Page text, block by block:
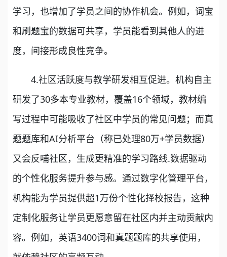
学习，也增加了学员之间的协作机会。例如，词宝
和刷题宝的数据可共享，学员能看到其他人的进
度，间接形成良性竞争。
4.社区活跃度与教学研发相互促进。机构自主
研发了30多本专业教材，覆盖16个领域，教材编
写过程中可能吸收了社区中学员的常见问题；而真
题题库和AI分析平台（称已处理80万+学员数据）
又会反哺社区，生成更精准的学习路线.数据驱动
的个性化服务提升参与感。通过数字化管理平台，
机构能为学员提供超1万份个性化择校报告，这种
定制化服务让学员更愿意留在社区内并主动贡献内
容。例如，英语3400词和真题题库的共享使用，